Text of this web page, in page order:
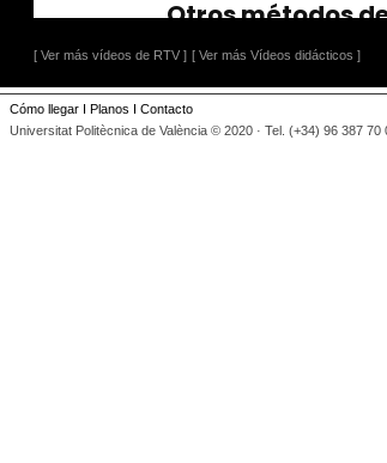
[ Ver más vídeos de RTV ] [ Ver más Vídeos didácticos ]
Cómo llegar I Planos I Contacto
Universitat Politècnica de València © 2020 · Tel. (+34) 96 387 70